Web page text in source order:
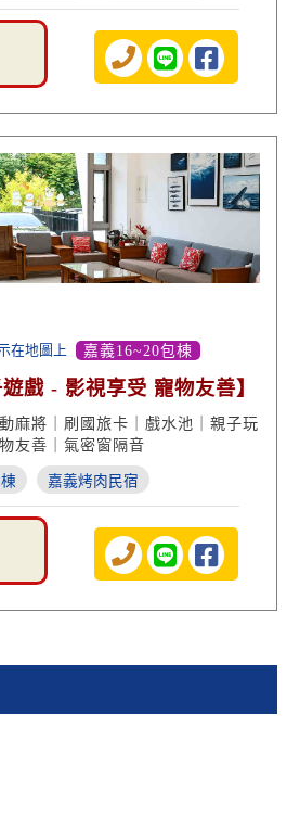
在地圖上 嘉義16~20包棟
戲 - 影視享受 寵物友善】
麻將｜刷國旅卡｜戲水池｜親子玩
友善｜氣密窗隔音
嘉義烤肉民宿